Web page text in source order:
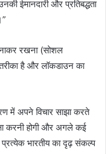
ईमानदारी और प्रतिबद्धता
रखना (सोशल
है और लॉकडाउन का
में अपने विचार साझा करते
करनी होगी और अगले कई
प्रत्येक भारतीय का दृढ़ संकल्प